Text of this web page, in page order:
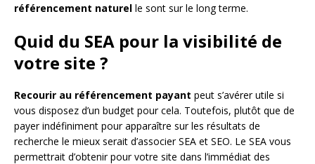
référencement naturel le sont sur le long terme.
Quid du SEA pour la visibilité de
votre site ?
Recourir au référencement payant peut s’avérer utile si
vous disposez d’un budget pour cela. Toutefois, plutôt que de
payer indéfiniment pour apparaître sur les résultats de
recherche le mieux serait d’associer SEA et SEO. Le SEA vous
permettrait d’obtenir pour votre site dans l’immédiat des